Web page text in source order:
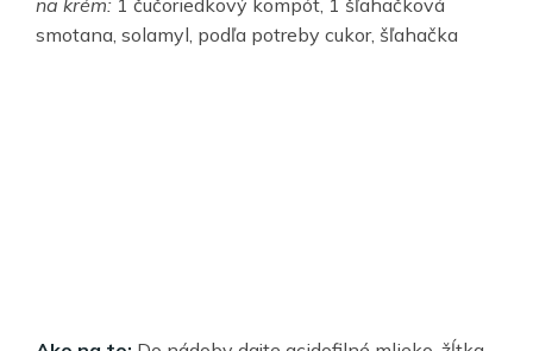
na krém: 1 čučoriedkový kompót, 1 šľahačková
smotana, solamyl, podľa potreby cukor, šľahačka